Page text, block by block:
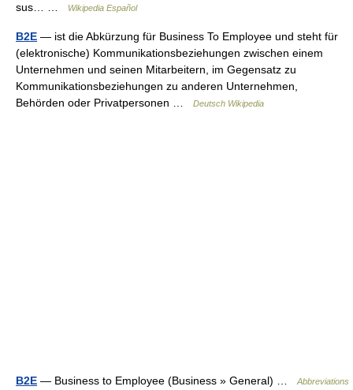
sus… …
Wikipedia Español
B2E — ist die Abkürzung für Business To Employee und steht für
(elektronische) Kommunikationsbeziehungen zwischen einem
Unternehmen und seinen Mitarbeitern, im Gegensatz zu
Kommunikationsbeziehungen zu anderen Unternehmen,
Behörden oder Privatpersonen …
Deutsch Wikipedia
B2E — Business to Employee (Business » General) …
Abbreviations